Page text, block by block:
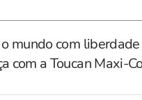
mundo com
com a Toucan Maxi-